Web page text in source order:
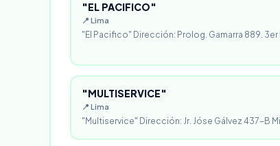
"EL PACIFICO"
📍 Lima
"El Pacifico" Dirección: Prolog. Gamarra 889. 3er
"MULTISERVICE"
📍 Lima
"Multiservice" Dirección: Jr. Jóse Gálvez 437-B